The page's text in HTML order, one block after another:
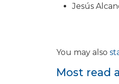
Jesús
You may also
Most read